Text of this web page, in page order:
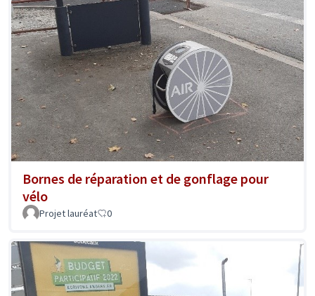
Bornes de réparation et de gonflage pour
vélo
Projet lauréat 0